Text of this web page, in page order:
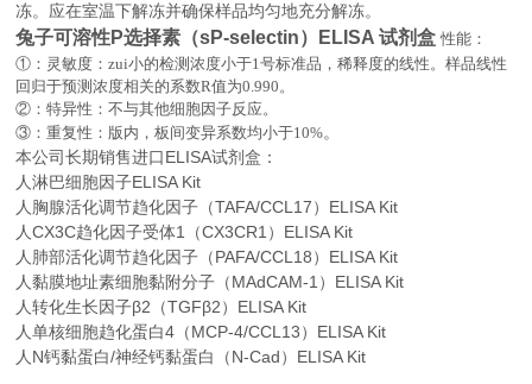
冻。应在室温下解冻并确保样品均匀地充分解冻。
兔子可溶性P选择素（sP-selectin）ELISA 试剂盒性能：
①：灵敏度：zui小的检测浓度小于1号标准品，稀释度的线性。样品线性
回归于预测浓度相关的系数R值为0.990。
②：特异性：不与其他细胞因子反应。
③：重复性：版内，板间变异系数均小于10%。
本公司长期销售进口ELISA试剂盒：
人淋巴细胞因子ELISA Kit
人胸腺活化调节趋化因子（TAFA/CCL17）ELISA Kit
人CX3C趋化因子受体1（CX3CR1）ELISA Kit
人肺部活化调节趋化因子（PAFA/CCL18）ELISA Kit
人黏膜地址素细胞黏附分子（MAdCAM-1）ELISA Kit
人转化生长因子β2（TGFβ2）ELISA Kit
人单核细胞趋化蛋白4（MCP-4/CCL13）ELISA Kit
人N钙黏蛋白/神经钙黏蛋白（N-Cad）ELISA Kit